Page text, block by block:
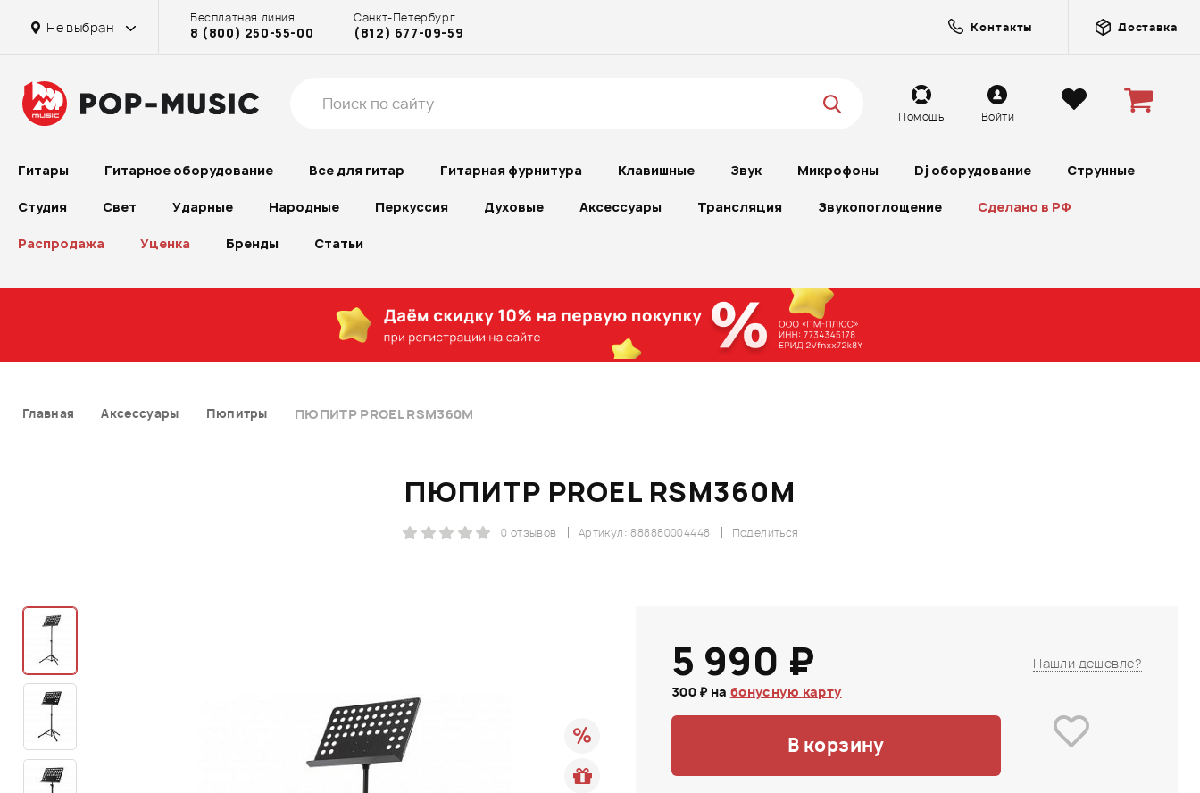
Не выбран
Бесплатная линия
8 (800) 250-55-00
Санкт-Петербург
(812) 677-09-59 Контакты Доставка
Помощь Войти
Гитары Гитарное оборудование Все для гитар Гитарная фурнитура Клавишные Звук Микрофоны Dj оборудование Струнные
Студия Свет Ударные Народные Перкуссия Духовые Аксессуары Трансляция Звукопоглощение Сделано в РФ
Распродажа Уценка Бренды Статьи
Главная Аксессуары Пюпитры ПЮПИТР PROEL RSM360M
ПЮПИТР PROEL RSM360M
Поделиться
Артикул: 888880004448
0 отзывов
5 990 ₽
300 ₽ на бонусную карту
Нашли дешевле?
В корзину